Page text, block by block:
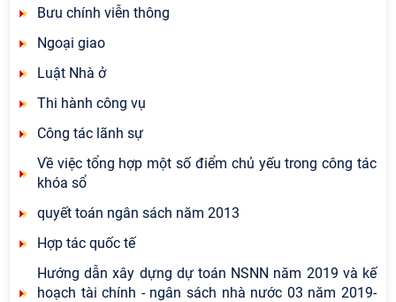
Bưu chính viễn thông
Ngoại giao
Luật Nhà ở
Thi hành công vụ
Công tác lãnh sự
Về việc tổng hợp một số điểm chủ yếu trong công tác
khóa sổ
quyết toán ngân sách năm 2013
Hợp tác quốc tế
Hướng dẫn xây dựng dự toán NSNN năm 2019 và kế
hoạch tài chính - ngân sách nhà nước 03 năm 2019-